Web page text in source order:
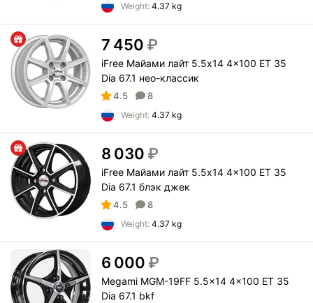
Weight: 4.37 kg
7 450 ₽
iFree Майами лайт 5.5x14 4x100 ET 35
Dia 67.1 нео-классик
4.5 8
Weight: 4.37 kg
8 030 ₽
iFree Майами лайт 5.5x14 4x100 ET 35
Dia 67.1 блэк джек
4.5 8
Weight: 4.37 kg
6 000 ₽
Megami MGM-19FF 5.5x14 4x100 ET 35
Dia 67.1 bkf